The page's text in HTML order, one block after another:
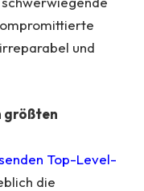
und
größten
Top-Level-
die